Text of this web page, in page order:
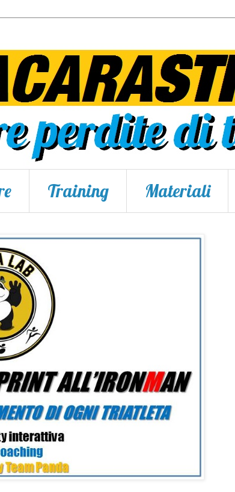
Training Materiali